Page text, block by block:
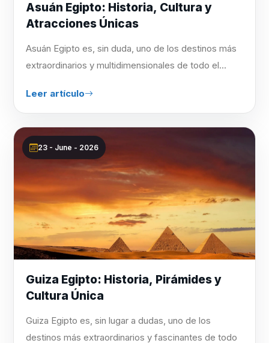
Asuán Egipto: Historia, Cultura y
Atracciones Únicas
Asuán Egipto es, sin duda, uno de los destinos más
extraordinarios y multidimensionales de todo el...
Leer artículo
23 - June - 2026
Guiza Egipto: Historia, Pirámides y
Cultura Única
Guiza Egipto es, sin lugar a dudas, uno de los
destinos más extraordinarios y fascinantes de todo